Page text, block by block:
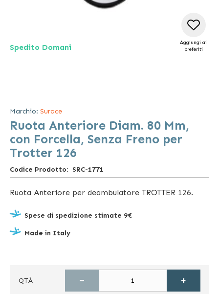
Spedito Domani
galleria
di
immagini
Aggiungi ai
preferiti
Marchio: Surace
Ruota Anteriore Diam. 80 Mm,
con Forcella, Senza Freno per
Trotter 126
Codice Prodotto SRC-1771
Ruota Anteriore per deambulatore TROTTER 126.
Spese di spedizione stimate 9€
Made in Italy
QTÀ − +